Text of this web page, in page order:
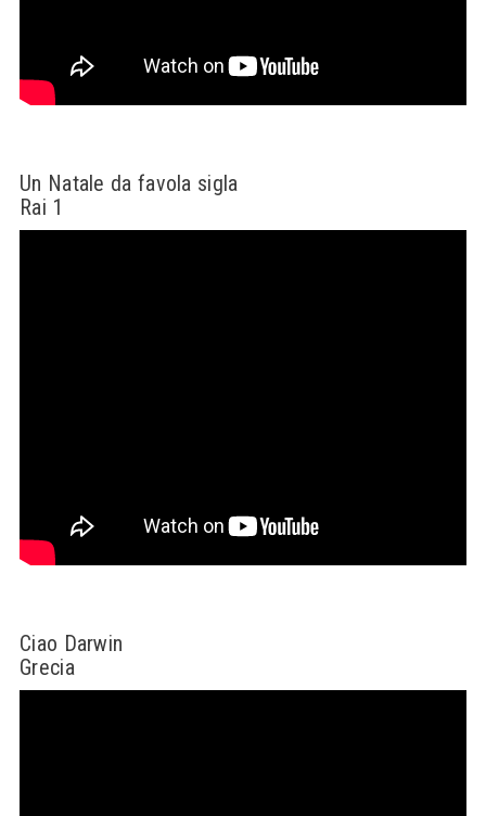
Un Natale da favola sigla
Rai 1
Ciao Darwin
Grecia